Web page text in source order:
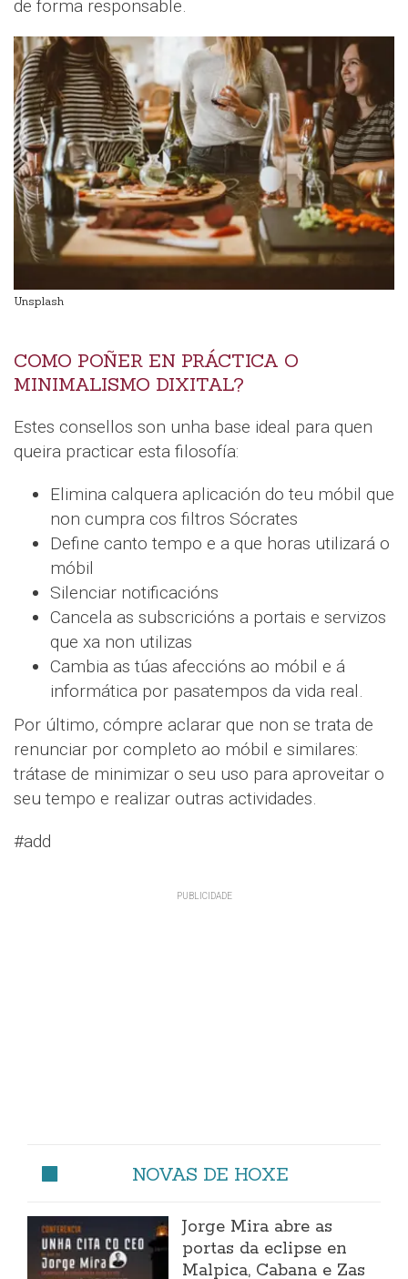
de forma responsable.
Unsplash
COMO POÑER EN PRÁCTICA O
MINIMALISMO DIXITAL?
Estes consellos son unha base ideal para quen
queira practicar esta filosofía:
Elimina calquera aplicación do teu móbil que
non cumpra cos filtros Sócrates
Define canto tempo e a que horas utilizará o
móbil
Silenciar notificacións
Cancela as subscricións a portais e servizos
que xa non utilizas
Cambia as túas afeccións ao móbil e á
informática por pasatempos da vida real.
Por último, cómpre aclarar que non se trata de
renunciar por completo ao móbil e similares:
trátase de minimizar o seu uso para aproveitar o
seu tempo e realizar outras actividades.
#add
NOVAS DE HOXE
Jorge Mira abre as
portas da eclipse en
Malpica, Cabana e Zas